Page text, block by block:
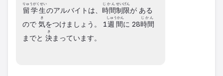
留学生
りゅうがくせい
のアルバイトは、 時間
じかん
制限
せいげん
が ある
ので 気
き
をつけましょう。 1週間
しゅうかん
に 28時間
じかん
までと 決
き
まっています。